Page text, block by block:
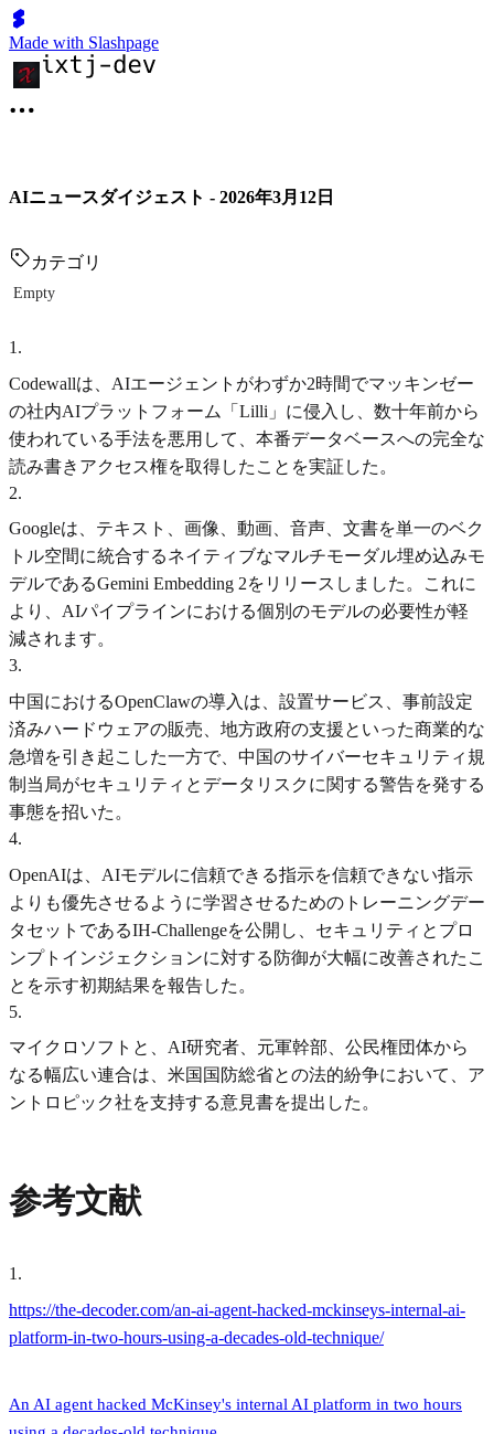
Made with Slashpage
AIニュースダイジェスト - 2026年3月12日
カテゴリ
Empty
1 .
Codewallは、AIエージェントがわずか2時間でマッキンゼー
の社内AIプラットフォーム「Lilli」に侵入し、数十年前から
使われている手法を悪用して、本番データベースへの完全な
読み書きアクセス権を取得したことを実証した。
2.
Googleは、テキスト、画像、動画、音声、文書を単一のベク
トル空間に統合するネイティブなマルチモーダル埋め込みモ
デルであるGemini Embedding 2をリリースしました。これに
より、AIパイプラインにおける個別のモデルの必要性が軽
減されます。
3.
中国におけるOpenClawの導入は、設置サービス、事前設定
済みハードウェアの販売、地方政府の支援といった商業的な
急増を引き起こした一方で、中国のサイバーセキュリティ規
制当局がセキュリティとデータリスクに関する警告を発する
事態を招いた。
4.
OpenAIは、AIモデルに信頼できる指示を信頼できない指示
よりも優先させるように学習させるためのトレーニングデー
タセットであるIH-Challengeを公開し、セキュリティとプロ
ンプトインジェクションに対する防御が大幅に改善されたこ
とを示す初期結果を報告した。
5.
マイクロソフトと、AI研究者、元軍幹部、公民権団体から
なる幅広い連合は、米国国防総省との法的紛争において、ア
ントロピック社を支持する意見書を提出した。
参考文献
1 .
https://the-decoder.com/an-ai-agent-hacked-mckinseys-internal-ai-
platform-in-two-hours-using-a-decades-old-technique/
An AI agent hacked McKinsey's internal AI platform in two hours